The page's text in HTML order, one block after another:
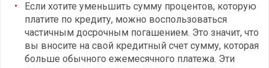
Если хотите уменьшить сумму процентов, которую
платите по кредиту, можно воспользоваться
частичным досрочным погашением. Это значит, что
вы вносите на свой кредитный счет сумму, которая
больше обычного ежемесячного платежа. Эти